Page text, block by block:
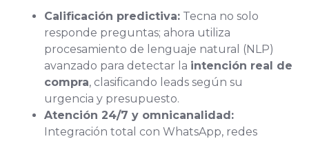
Calificación predictiva: Tecna no solo
responde preguntas; ahora utiliza
procesamiento de lenguaje natural (NLP)
avanzado para detectar la intención real de
compra, clasificando leads según su
urgencia y presupuesto.
Atención 24/7 y omnicanalidad:
Integración total con WhatsApp, redes